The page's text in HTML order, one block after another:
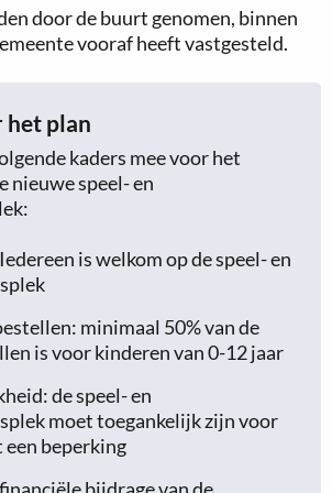
door de buurt genomen, binnen
vooraf heeft vastgesteld.
het plan
kaders mee voor het
nieuwe speel- en
is welkom op de speel- en
minimaal 50% van de
is voor kinderen van 0-12 jaar
de speel- en
moet toegankelijk zijn voor
een beperking